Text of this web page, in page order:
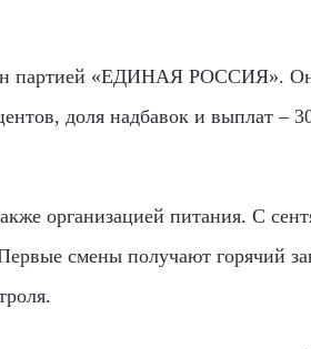
партией «ЕДИНАЯ РОССИЯ».
доля надбавок и выплат –
организацией питания. С
смены получают горячий